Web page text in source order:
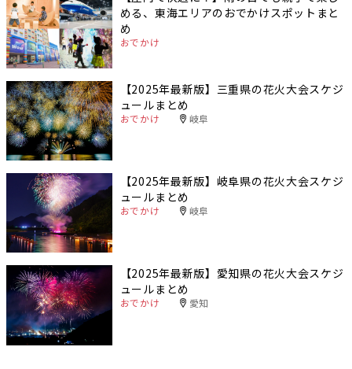
める、東海エリアのおでかけスポットまと
め
おでかけ
【2025年最新版】三重県の花火大会スケジ
ュールまとめ
おでかけ 岐阜
【2025年最新版】岐阜県の花火大会スケジ
ュールまとめ
おでかけ 岐阜
【2025年最新版】愛知県の花火大会スケジ
ュールまとめ
おでかけ 愛知